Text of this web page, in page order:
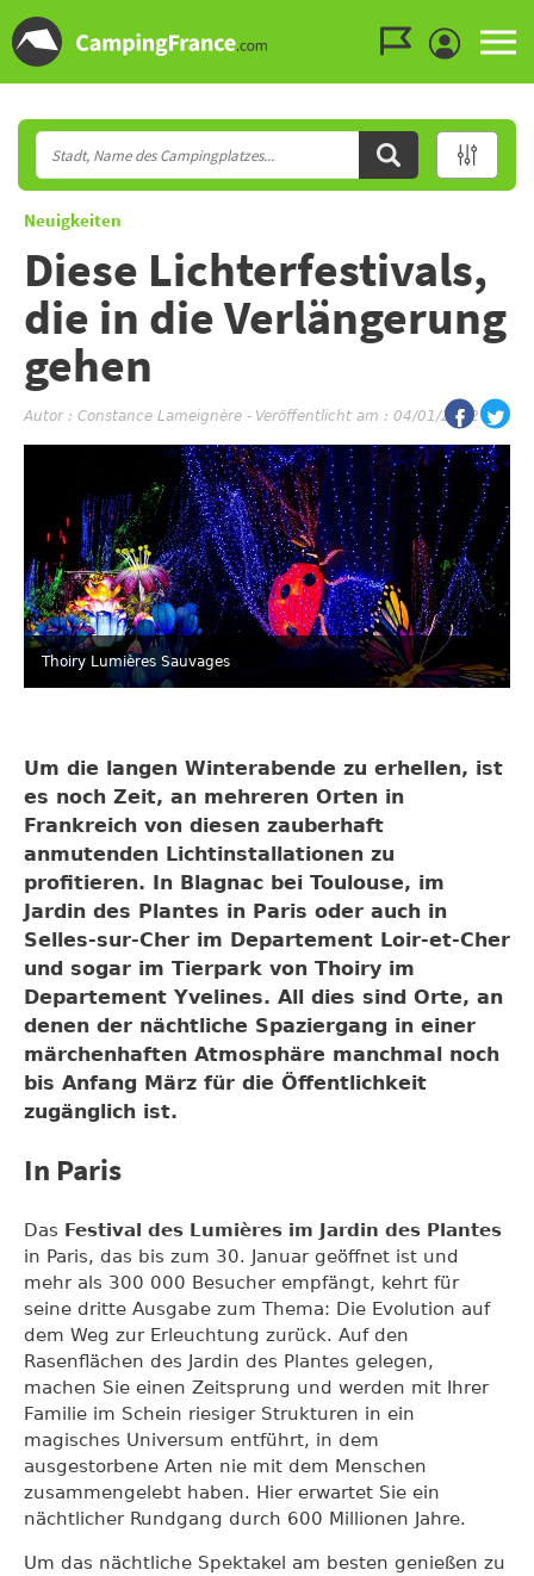
Neuigkeiten
Diese Lichterfestivals,
die in die Verlängerung
gehen
Autor : Constance Lameignère - Veröffentlicht am : 04/01/2022
Thoiry Lumières Sauvages
Um die langen Winterabende zu erhellen, ist
es noch Zeit, an mehreren Orten in
Frankreich von diesen zauberhaft
anmutenden Lichtinstallationen zu
profitieren. In Blagnac bei Toulouse, im
Jardin des Plantes in Paris oder auch in
Selles-sur-Cher im Departement Loir-et-Cher
und sogar im Tierpark von Thoiry im
Departement Yvelines. All dies sind Orte, an
denen der nächtliche Spaziergang in einer
märchenhaften Atmosphäre manchmal noch
bis Anfang März für die Öffentlichkeit
zugänglich ist.
In Paris
Das Festival des Lumières im Jardin des Plantes
in Paris, das bis zum 30. Januar geöffnet ist und
mehr als 300 000 Besucher empfängt, kehrt für
seine dritte Ausgabe zum Thema: Die Evolution auf
dem Weg zur Erleuchtung zurück. Auf den
Rasenflächen des Jardin des Plantes gelegen,
machen Sie einen Zeitsprung und werden mit Ihrer
Familie im Schein riesiger Strukturen in ein
magisches Universum entführt, in dem
ausgestorbene Arten nie mit dem Menschen
zusammengelebt haben. Hier erwartet Sie ein
nächtlicher Rundgang durch 600 Millionen Jahre.
Um das nächtliche Spektakel am besten genießen zu